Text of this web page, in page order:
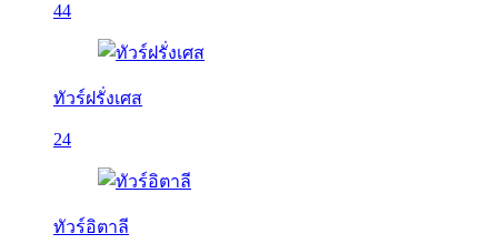
44
ทัวร์ฝรั่งเศส
24
ทัวร์อิตาลี